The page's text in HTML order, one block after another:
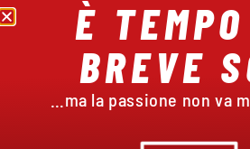
MOTO
È
BREVE
…ma la passione non va